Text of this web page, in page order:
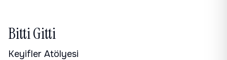
Bitti Gitti
Keyifler Atölyesi